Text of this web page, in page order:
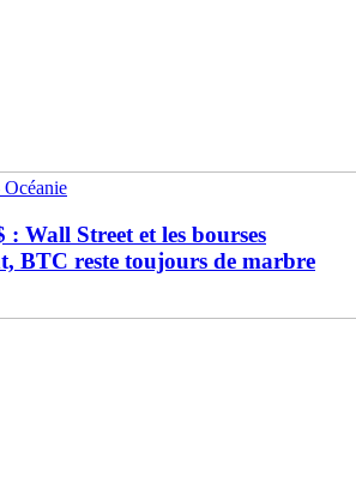
Wall Street et les bourses
BTC reste toujours de marbre